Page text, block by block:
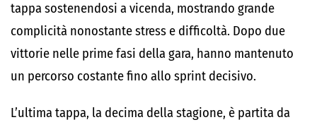
tappa sostenendosi a vicenda, mostrando grande
complicità nonostante stress e difficoltà. Dopo due
vittorie nelle prime fasi della gara, hanno mantenuto
un percorso costante fino allo sprint decisivo.
L’ultima tappa, la decima della stagione, è partita da